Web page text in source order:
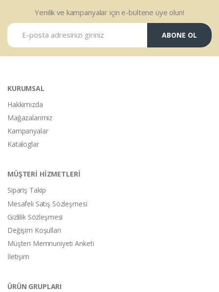
Yenilik ve kampanyalar için e-bültene üye olun!
ABONE OL
KURUMSAL
Hakkımızda
Mağazalarımız
Kampanyalar
Kataloglar
MÜŞTERİ HİZMETLERİ
Sipariş Takip
Mesafeli Satış Sözleşmesi
Gizlilik Sözleşmesi
Değişim Koşulları
Müşteri Memnuniyeti Anketi
İletişim
ÜRÜN GRUPLARI